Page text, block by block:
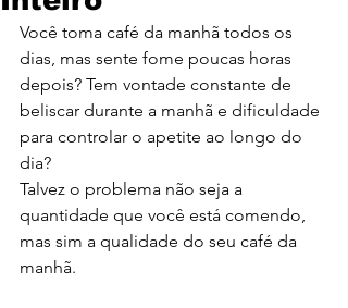
Você toma café da manhã todos os
dias, mas sente fome poucas horas
depois? Tem vontade constante de
beliscar durante a manhã e dificuldade
para controlar o apetite ao longo do
dia?
Talvez o problema não seja a
quantidade que você está comendo,
mas sim a qualidade do seu café da
manhã.